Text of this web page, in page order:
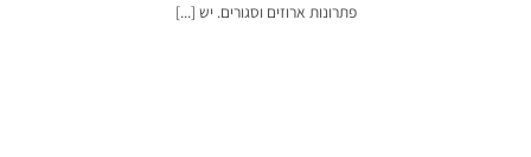
פתרונות ארוזים וסגורים. יש [...]